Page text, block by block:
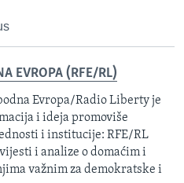
EVROPA (RFE/RL)
Evropa/Radio Liberty je
i ideja promoviše
i institucije: RFE/RL
i analize o domaćim i
važnim za demokratske i